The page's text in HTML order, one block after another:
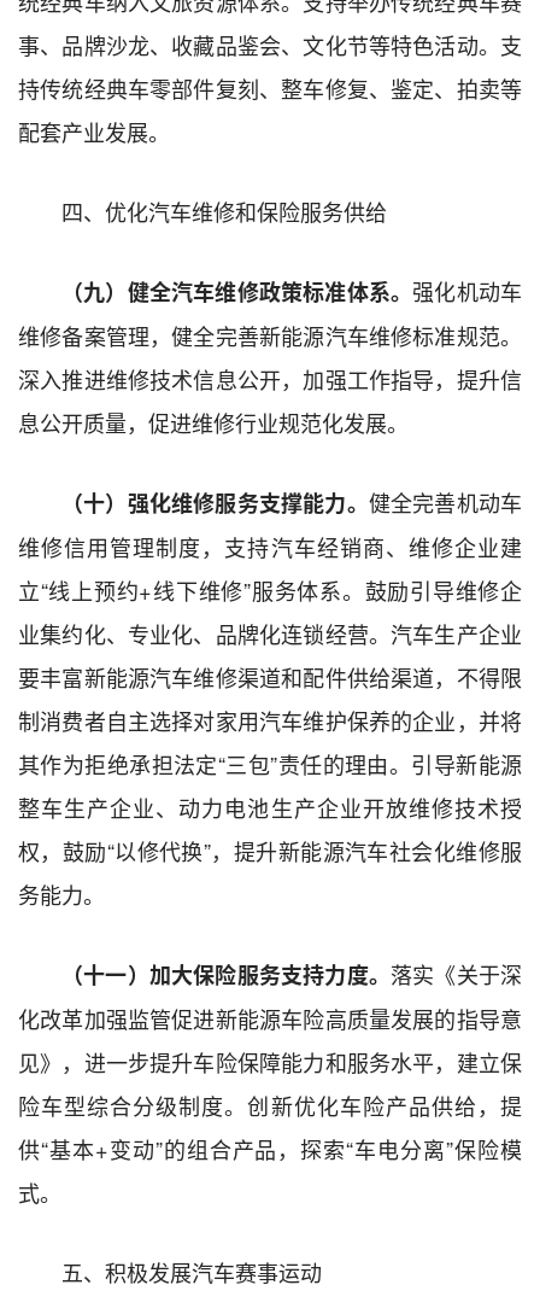
事、品牌沙龙、收藏品鉴会、文化节等特色活动。支
持传统经典车零部件复刻、整车修复、鉴定、拍卖等
配套产业发展。
四、优化汽车维修和保险服务供给
（九）健全汽车维修政策标准体系。 强化机动车
维修备案管理，健全完善新能源汽车维修标准规范。
深入推进维修技术信息公开，加强工作指导，提升信
息公开质量，促进维修行业规范化发展。
（十）强化维修服务支撑能力。 健全完善机动车
维修信用管理制度，支持汽车经销商、维修企业建
立“线上预约+线下维修”服务体系。鼓励引导维修企
业集约化、专业化、品牌化连锁经营。汽车生产企业
要丰富新能源汽车维修渠道和配件供给渠道，不得限
制消费者自主选择对家用汽车维护保养的企业，并将
其作为拒绝承担法定“三包”责任的理由。引导新能源
整车生产企业、动力电池生产企业开放维修技术授
权，鼓励“以修代换”，提升新能源汽车社会化维修服
务能力。
（十一）加大保险服务支持力度。 落实《关于深
化改革加强监管促进新能源车险高质量发展的指导意
见》，进一步提升车险保障能力和服务水平，建立保
险车型综合分级制度。创新优化车险产品供给，提
供“基本+变动”的组合产品，探索“车电分离”保险模
式。
五、积极发展汽车赛事运动